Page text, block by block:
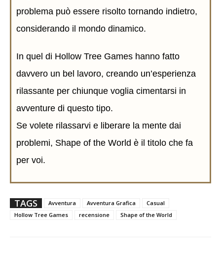
problema può essere risolto tornando indietro,
considerando il mondo dinamico.
In quel di Hollow Tree Games hanno fatto
davvero un bel lavoro, creando un’esperienza
rilassante per chiunque voglia cimentarsi in
avventure di questo tipo.
Se volete rilassarvi e liberare la mente dai
problemi, Shape of the World è il titolo che fa
per voi.
TAGS Avventura Avventura Grafica
Casual
Hollow Tree Games
recensione Shape of the World